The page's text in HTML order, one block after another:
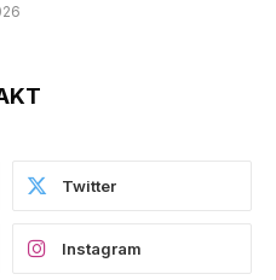
Twitter
Instagram